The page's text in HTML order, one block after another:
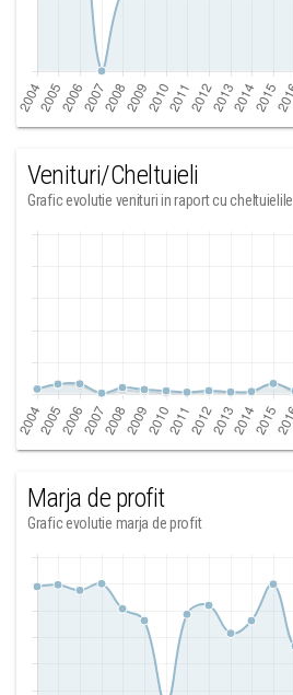
Venituri/Cheltuieli
Grafic evolutie venituri in raport cu cheltuielile
Marja de profit
Grafic evolutie marja de profit